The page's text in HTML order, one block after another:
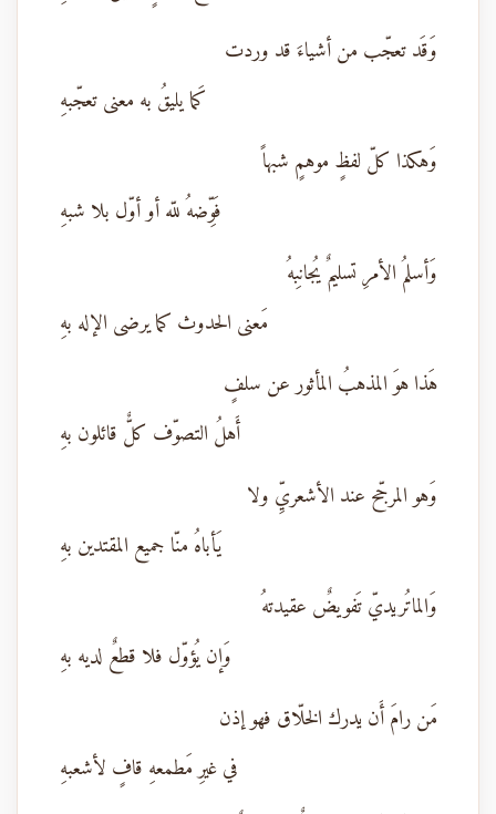
وَقَد تعجّب من أشياءَ قد وردت
كَما يليقُ به معنى تعجّبهِ
وَهكذا كلّ لفظٍ موهمٍ شبهاً
فَوِّضهُ للّه أو أوّل بلا شبهِ
وَأسلمُ الأمرِ تسليمٌ يُجانِبهُ
مَعنى الحدوث كما يرضى الإله بهِ
هَذا هوَ المذهبُ المأثور عن سلفٍ
أَهلُ التصوّف كلٌّ قائلون بهِ
وَهو المرجّح عند الأشعريِّ ولا
يَأباهُ منّا جميع المقتدين بهِ
وَالماتُريديّ تَفويضٌ عقيدتهُ
وَإن يُؤوّل فلا قطعٌ لديه بهِ
مَن رامَ أَن يدرك الخلّاق فهو إذن
في غيرِ مَطمعهِ قافٍ لأشعبهِ